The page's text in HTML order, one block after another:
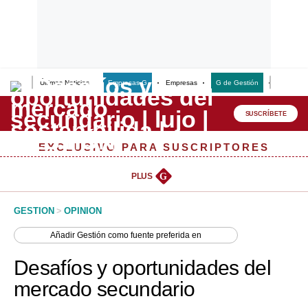
Últimas Noticias Empresas G Empresas G de Gestión
Lo último
Peru Quiosco
Management & Empleo
Perú
SUSCRÍBETE
EXCLUSIVO PARA SUSCRIPTORES
PLUS G
GESTION > OPINION
AñadirGestión como fuente preferida en
Desafíos y oportunidades del
mercado secundario